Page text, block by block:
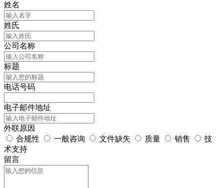
姓名
姓氏
公司名称
标题
电话号码
电子邮件地址
外联原因
合规性
一般咨询 文件缺失 质量 销售
技
术支持
留言